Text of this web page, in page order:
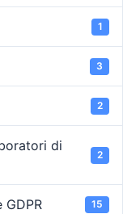
1
3
2
di
2
15